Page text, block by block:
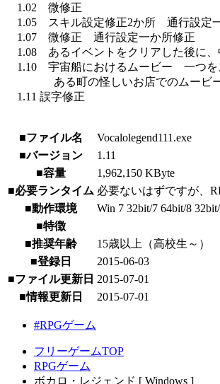
1.02 微修正
1.05 スキル設定修正2か所 通行設定
1.07 微修正 通行設定一か所修正
1.08 あるイベントをクリアした後に、
1.10 宇宙船におけるムービー 一つ
ある町の怪しいお店でのムービー
1.11 誤字修正
■ファイル名
Vocalolegend111.exe
■バージョン
1.11
■容量
1,962,150 KByte
■必要ランタイム 必要ないはずですが、
■動作環境
Win 7 32bit/7 64bit/8
■特徴
■推奨年齢
15歳以上（高校生～）
■登録日
2015-06-03
■ファイル更新日 2015-07-01
■情報更新日
2015-07-01
#RPGゲーム
フリーゲームTOP
RPGゲーム
ボカロ・レジェンド [ Windows ]